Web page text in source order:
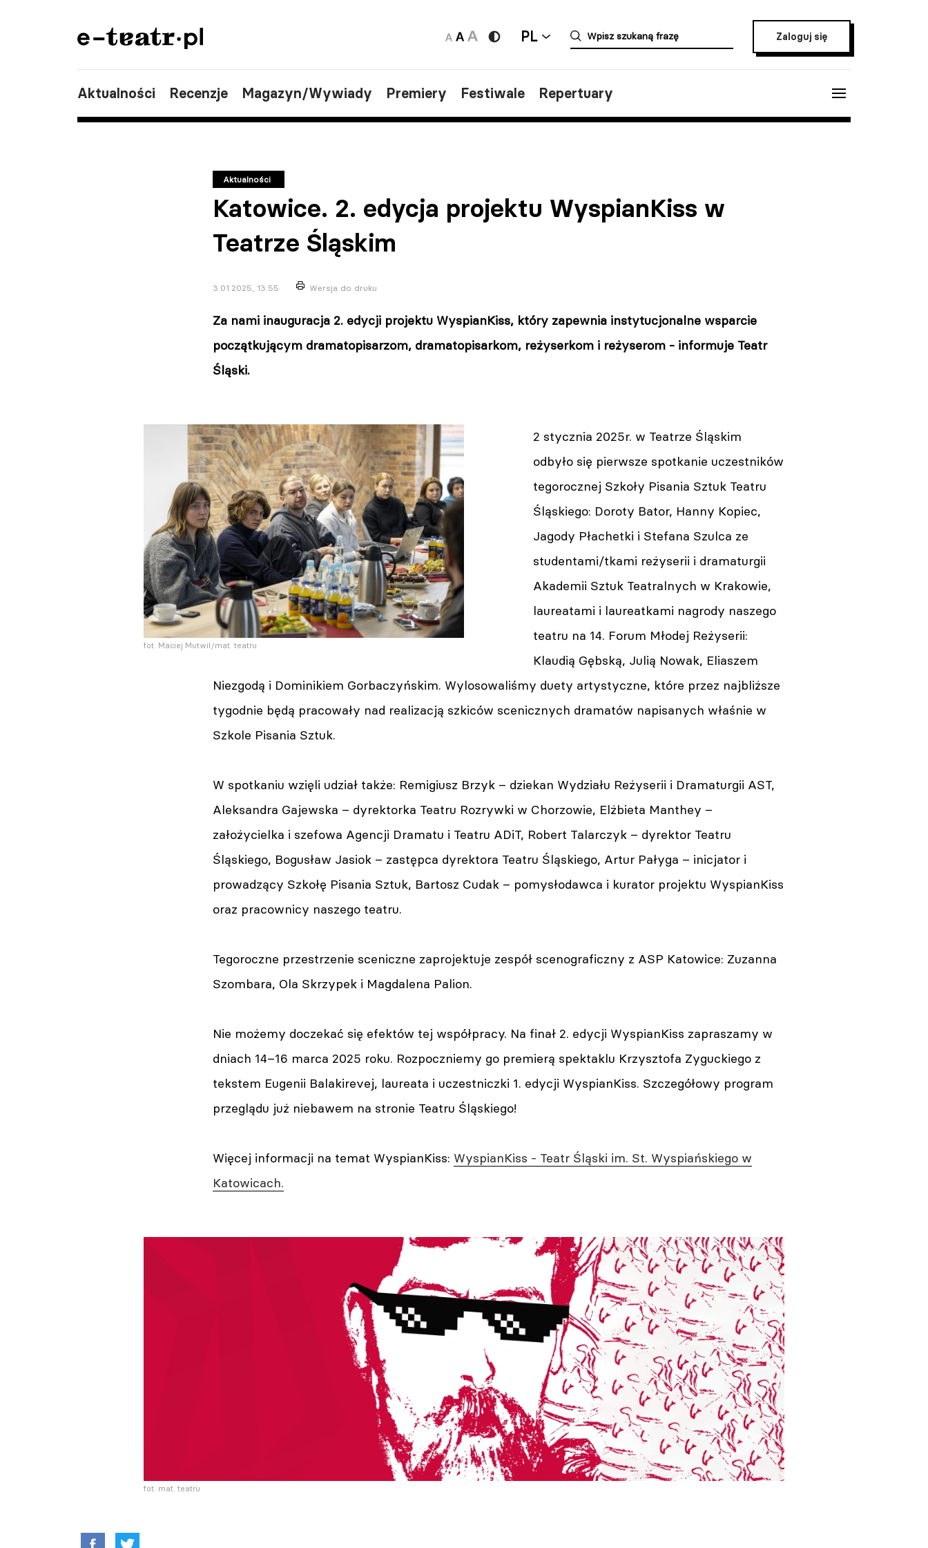
PL Zaloguj się
Aktualności Recenzje Magazyn/Wywiady Premiery Festiwale Repertuary
Aktualności
Katowice. 2. edycja projektu WyspianKiss w
Teatrze Śląskim
3.01.2025, 13:55 Wersja do druku
Za nami inauguracja 2. edycji projektu WyspianKiss, który zapewnia instytucjonalne wsparcie
początkującym dramatopisarzom, dramatopisarkom, reżyserkom i reżyserom - informuje Teatr
Śląski.
fot. Maciej Mutwil/mat. teatru
2 stycznia 2025r. w Teatrze Śląskim
odbyło się pierwsze spotkanie uczestników
tegorocznej Szkoły Pisania Sztuk Teatru
Śląskiego: Doroty Bator, Hanny Kopiec,
Jagody Płachetki i Stefana Szulca ze
studentami/tkami reżyserii i dramaturgii
Akademii Sztuk Teatralnych w Krakowie,
laureatami i laureatkami nagrody naszego
teatru na 14. Forum Młodej Reżyserii:
Klaudią Gębską, Julią Nowak, Eliaszem
Niezgodą i Dominikiem Gorbaczyńskim. Wylosowaliśmy duety artystyczne, które przez najbliższe
tygodnie będą pracowały nad realizacją szkiców scenicznych dramatów napisanych właśnie w
Szkole Pisania Sztuk.
W spotkaniu wzięli udział także: Remigiusz Brzyk – dziekan Wydziału Reżyserii i Dramaturgii AST,
Aleksandra Gajewska – dyrektorka Teatru Rozrywki w Chorzowie, Elżbieta Manthey –
założycielka i szefowa Agencji Dramatu i Teatru ADiT, Robert Talarczyk – dyrektor Teatru
Śląskiego, Bogusław Jasiok – zastępca dyrektora Teatru Śląskiego, Artur Pałyga – inicjator i
prowadzący Szkołę Pisania Sztuk, Bartosz Cudak – pomysłodawca i kurator projektu WyspianKiss
oraz pracownicy naszego teatru.
Tegoroczne przestrzenie sceniczne zaprojektuje zespół scenograficzny z ASP Katowice: Zuzanna
Szombara, Ola Skrzypek i Magdalena Palion.
Nie możemy doczekać się efektów tej współpracy. Na finał 2. edycji WyspianKiss zapraszamy w
dniach 14–16 marca 2025 roku. Rozpoczniemy go premierą spektaklu Krzysztofa Zyguckiego z
tekstem Eugenii Balakirevej, laureata i uczestniczki 1. edycji WyspianKiss. Szczegółowy program
przeglądu już niebawem na stronie Teatru Śląskiego!
Więcej informacji na temat WyspianKiss: WyspianKiss - Teatr Śląski im. St. Wyspiańskiego w
Katowicach.
fot. mat. teatru